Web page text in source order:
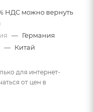
НДС можно вернуть
— Германия
— Китай
для интернет-
от цен в